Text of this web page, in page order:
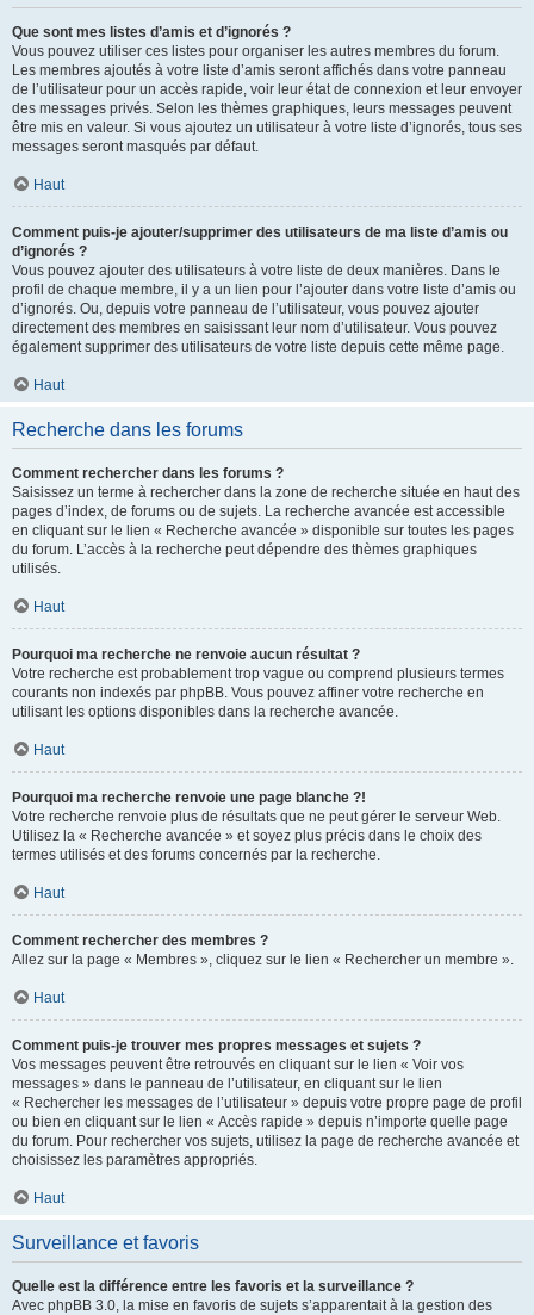
Que sont mes listes d’amis et d’ignorés ?
Vous pouvez utiliser ces listes pour organiser les autres membres du forum.
Les membres ajoutés à votre liste d’amis seront affichés dans votre panneau
de l’utilisateur pour un accès rapide, voir leur état de connexion et leur envoyer
des messages privés. Selon les thèmes graphiques, leurs messages peuvent
être mis en valeur. Si vous ajoutez un utilisateur à votre liste d’ignorés, tous ses
messages seront masqués par défaut.
Haut
Comment puis-je ajouter/supprimer des utilisateurs de ma liste d’amis ou
d’ignorés ?
Vous pouvez ajouter des utilisateurs à votre liste de deux manières. Dans le
profil de chaque membre, il y a un lien pour l’ajouter dans votre liste d’amis ou
d’ignorés. Ou, depuis votre panneau de l’utilisateur, vous pouvez ajouter
directement des membres en saisissant leur nom d’utilisateur. Vous pouvez
également supprimer des utilisateurs de votre liste depuis cette même page.
Haut
Recherche dans les forums
Comment rechercher dans les forums ?
Saisissez un terme à rechercher dans la zone de recherche située en haut des
pages d’index, de forums ou de sujets. La recherche avancée est accessible
en cliquant sur le lien « Recherche avancée » disponible sur toutes les pages
du forum. L’accès à la recherche peut dépendre des thèmes graphiques
utilisés.
Haut
Pourquoi ma recherche ne renvoie aucun résultat ?
Votre recherche est probablement trop vague ou comprend plusieurs termes
courants non indexés par phpBB. Vous pouvez affiner votre recherche en
utilisant les options disponibles dans la recherche avancée.
Haut
Pourquoi ma recherche renvoie une page blanche ?!
Votre recherche renvoie plus de résultats que ne peut gérer le serveur Web.
Utilisez la « Recherche avancée » et soyez plus précis dans le choix des
termes utilisés et des forums concernés par la recherche.
Haut
Comment rechercher des membres ?
Allez sur la page « Membres », cliquez sur le lien « Rechercher un membre ».
Haut
Comment puis-je trouver mes propres messages et sujets ?
Vos messages peuvent être retrouvés en cliquant sur le lien « Voir vos
messages » dans le panneau de l’utilisateur, en cliquant sur le lien
« Rechercher les messages de l’utilisateur » depuis votre propre page de profil
ou bien en cliquant sur le lien « Accès rapide » depuis n’importe quelle page
du forum. Pour rechercher vos sujets, utilisez la page de recherche avancée et
choisissez les paramètres appropriés.
Haut
Surveillance et favoris
Quelle est la différence entre les favoris et la surveillance ?
Avec phpBB 3.0, la mise en favoris de sujets s’apparentait à la gestion des